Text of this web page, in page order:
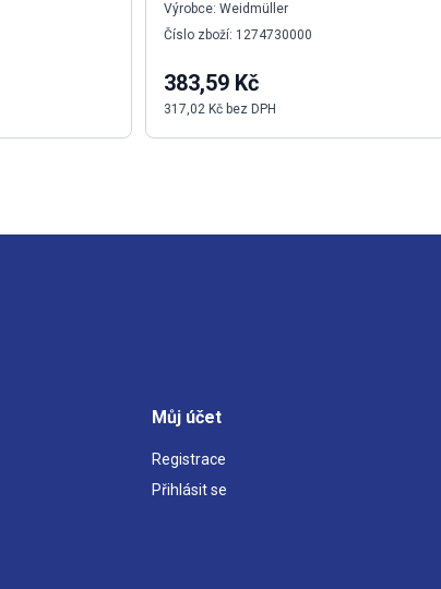
Výrobce: Weidmüller
Číslo zboží: 1274730000
383,59 Kč
317,02 Kč bez DPH
Můj účet
Registrace
Přihlásit se